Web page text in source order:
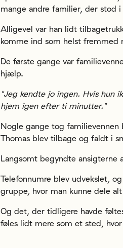
mange andre familier, der stod
Alligevel var han lidt
komme ind som helst
De første gange var
hjælp.
"Jeg kendte jo ingen. Hvis hun
hjem igen efter ti minutter."
Nogle gange tog
Thomas blev tilbage og faldt i
Langsomt begyndte ansigterne
Telefonnumre blev udvekslet,
gruppe, hvor man kunne dele
Og det, der tidligere havde
føles lidt mere som et sted,